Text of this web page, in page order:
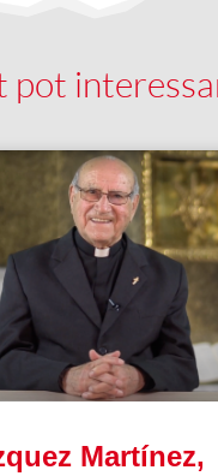
pot
Martínez,